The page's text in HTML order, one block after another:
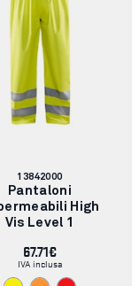
Codice
articolo:
13842000
Pantaloni
High
Vis Level 1
67.71€
IVA inclusa